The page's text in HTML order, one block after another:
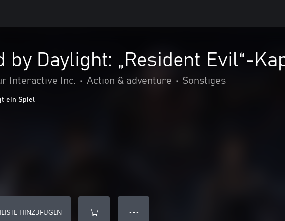
by Daylight: „Resident Evil“-
Interactive Inc. • Action & adventure • Sonstiges
ein Spiel
HINZUFÜGEN ● ● ●